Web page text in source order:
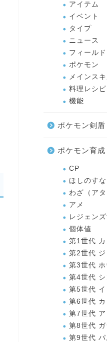
アイテム
イベント
タイプ
ニュース
フィールド
ポケモン
メインス
料理レシピ
機能
ポケモン剣盾
ポケモン育成
CP
ほしのすな
わざ（アタ
アメ
レジェン
個体値
第1世代
第2世代
第3世代
第4世代
第5世代
第6世代
第7世代
第8世代
第9世代